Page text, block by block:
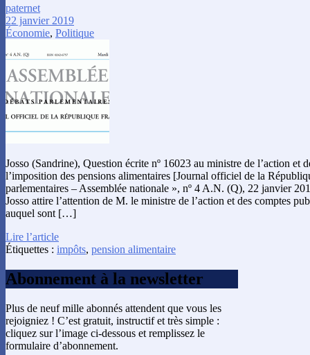
paternet
22 janvier 2019
Économie, Politique
Josso (Sandrine), Question écrite nº 16023 au ministre de l’action et
l’imposition des pensions alimentaires [Journal officiel de la
parlementaires – Assemblée nationale », nº 4 A.N. (Q), 22 janvier
Josso attire l’attention de M. le ministre de l’action et des comptes
auquel sont […]
Lire l’article
Étiquettes : impôts, pension alimentaire
Abonnement à la newsletter
Plus de neuf mille abonnés attendent que vous les
rejoigniez ! C’est gratuit, instructif et très simple :
cliquez sur l’image ci-dessous et remplissez le
formulaire d’abonnement.